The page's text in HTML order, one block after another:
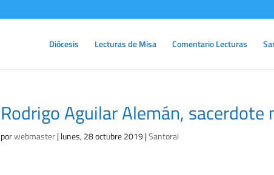
Diócesis Lecturas de Misa Comentario Lecturas
Rodrigo Aguilar Alemán,
porwebmaster|lunes, 28 octubre 2019|Santoral